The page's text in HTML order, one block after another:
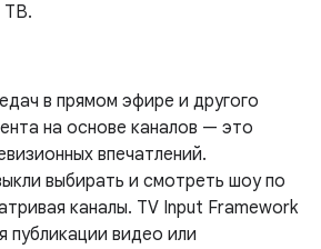
ТВ.
в прямом эфире и другого
на основе каналов — это
впечатлений.
выбирать и смотреть шоу по
каналы. TV Input Framework
публикации видео или